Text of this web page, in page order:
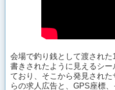
会場で釣り銭として渡され
書きされたように見えるシ
ており、そこから発見され
らの求人広告と、GPS座標